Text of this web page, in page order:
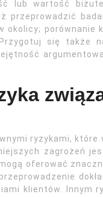
lub wartość
przeprowadzić
okolicy;
się także
ryzykami,
zagrożeń
oferować
klientów. Innym